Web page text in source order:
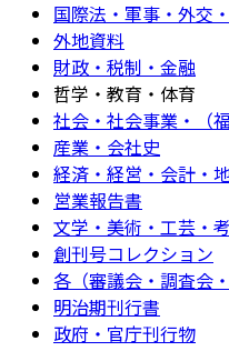
国際法・軍事・外交
外地資料
財政・税制・金融
哲学・教育・体育
社会・社会事業・（
産業・会社史
経済・経営・会計・
営業報告書
文学・美術・工芸・
創刊号コレクション
各（審議会・調査会
明治期刊行書
政府・官庁刊行物